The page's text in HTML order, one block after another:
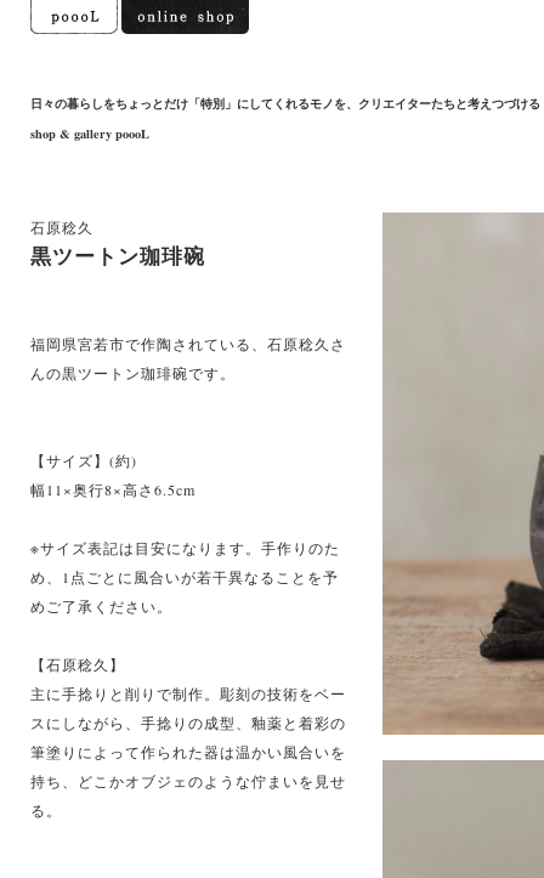
日々の暮らしをちょっとだけ「特別」にしてくれるモノを、クリエイターたちと考えつづける
shop & gallery poooL
石原稔久
黒ツートン珈琲碗
福岡県宮若市で作陶されている、石原稔久さ
んの黒ツートン珈琲碗です。
【サイズ】(約)
幅11×奥行8×高さ6.5cm
※サイズ表記は目安になります。手作りのた
め、1点ごとに風合いが若干異なることを予
めご了承ください。
【石原稔久】
主に手捻りと削りで制作。彫刻の技術をベー
スにしながら、手捻りの成型、釉薬と着彩の
筆塗りによって作られた器は温かい風合いを
持ち、どこかオブジェのような佇まいを見せ
る。